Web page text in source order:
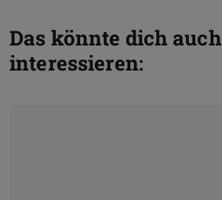
Das könnte dich auch
interessieren: